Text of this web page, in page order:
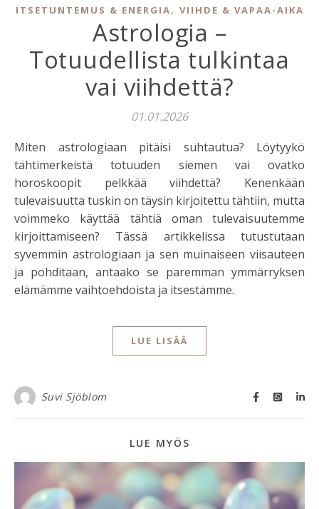
ITSETUNTEMUS & ENERGIA, VIIHDE & VAPAA-AIKA
Astrologia –
Totuudellista tulkintaa
vai viihdettä?
01.01.2026
Miten astrologiaan pitäisi suhtautua? Löytyykö
tähtimerkeistä totuuden siemen vai ovatko
horoskoopit pelkkää viihdettä? Kenenkään
tulevaisuutta tuskin on täysin kirjoitettu tähtiin, mutta
voimmeko käyttää tähtiä oman tulevaisuutemme
kirjoittamiseen? Tässä artikkelissa tutustutaan
syvemmin astrologiaan ja sen muinaiseen viisauteen
ja pohditaan, antaako se paremman ymmärryksen
elämämme vaihtoehdoista ja itsestämme.
LUE LISÄÄ
Suvi Sjöblom
LUE MYÖS